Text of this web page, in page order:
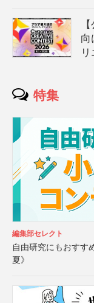
向
特集
編集部セレクト
自由研究にもおすす
夏》